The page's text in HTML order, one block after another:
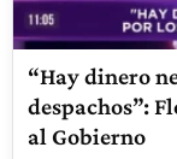
“Hay dinero
despachos”:
al Gobierno